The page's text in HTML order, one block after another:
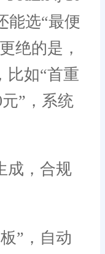
能选“最便
绝的是，
比如“首重
”，系统
，合规
”，自动